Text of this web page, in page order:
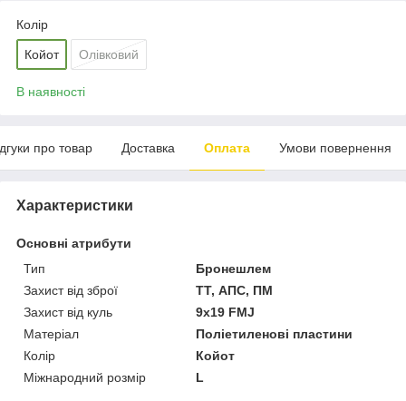
Колір
Койот Олівковий
В наявності
про товар Доставка Оплата Умови повернення
Характеристики
Основні атрибути
Тип
Бронешлем
Захист від зброї
ТТ, АПС, ПМ
Захист від куль
9х19 FMJ
Матеріал
Поліетиленові пластини
Колір
Койот
Міжнародний розмір
L